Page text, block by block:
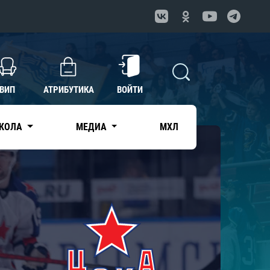
ВИП АТРИБУТИКА ВОЙТИ
МЕДИА МХЛ